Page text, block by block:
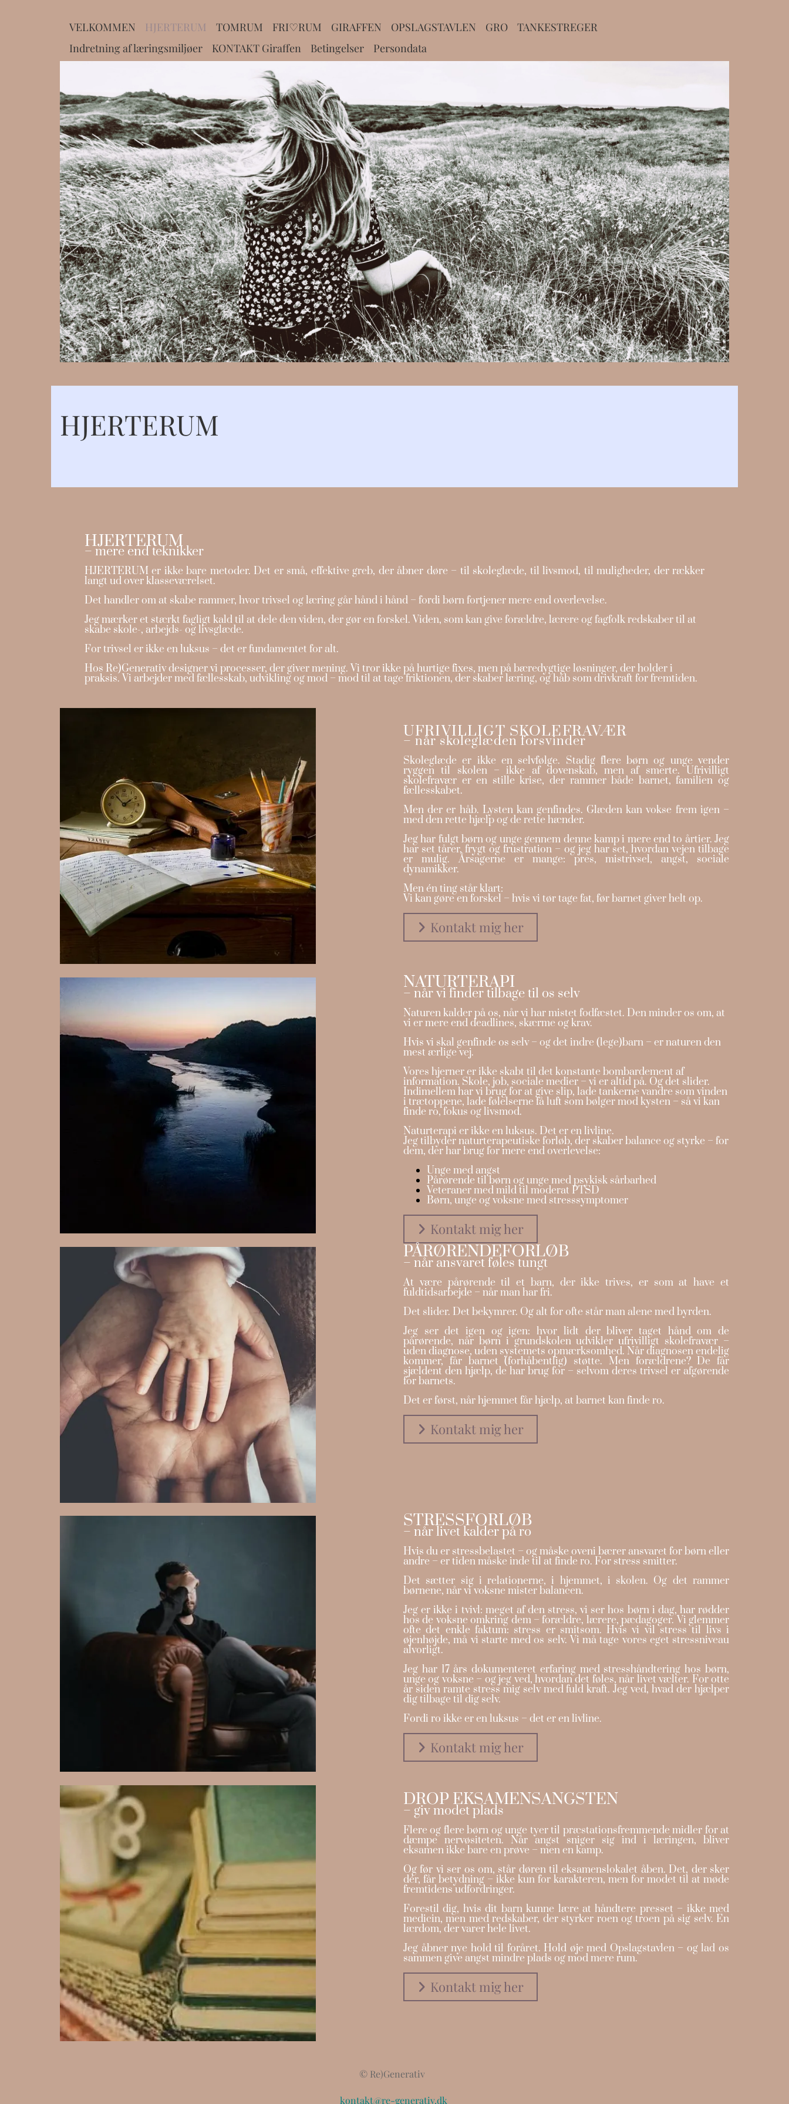
VELKOMMEN HJERTERUM TOMRUM FRI♡RUM GIRAFFEN OPSLAGSTAVLEN GRO
TANKESTREGER
Indretning af læringsmiljøer
KONTAKT Giraffen Betingelser Persondata
HJERTERUM
HJERTERUM
– mere end teknikker
HJERTERUM er ikke bare metoder. Det er små, effektive greb, der åbner døre – til skoleglæde, til livsmod, til muligheder, der rækker
langt ud over klasseværelset.
Det handler om at skabe rammer, hvor trivsel og læring går hånd i hånd – fordi børn fortjener mere end overlevelse.
Jeg mærker et stærkt fagligt kald til at dele den viden, der gør en forskel. Viden, som kan give forældre, lærere og fagfolk redskaber til at
skabe skole-, arbejds- og livsglæde.
For trivsel er ikke en luksus – det er fundamentet for alt.
Hos Re)Generativ designer vi processer, der giver mening. Vi tror ikke på hurtige fixes, men på bæredygtige løsninger, der holder i
praksis. Vi arbejder med fællesskab, udvikling og mod – mod til at tage friktionen, der skaber læring, og håb som drivkraft for fremtiden.
UFRIVILLIGT SKOLEFRAVÆR
– når skoleglæden forsvinder
Skoleglæde er ikke en selvfølge. Stadig flere børn og unge vender
ryggen til skolen – ikke af dovenskab, men af smerte. Ufrivilligt
skolefravær er en stille krise, der rammer både barnet, familien og
fællesskabet.
Men der er håb. Lysten kan genfindes. Glæden kan vokse frem igen –
med den rette hjælp og de rette hænder.
Jeg har fulgt børn og unge gennem denne kamp i mere end to årtier. Jeg
har set tårer, frygt og frustration – og jeg har set, hvordan vejen tilbage
er mulig. Årsagerne er mange: pres, mistrivsel, angst, sociale
dynamikker.
Men én ting står klart:
Vi kan gøre en forskel – hvis vi tør tage fat, før barnet giver helt op.
Kontakt mig her
NATURTERAPI
– når vi finder tilbage til os selv
Naturen kalder på os, når vi har mistet fodfæstet. Den minder os om, at
vi er mere end deadlines, skærme og krav.
Hvis vi skal genfinde os selv – og det indre (lege)barn – er naturen den
mest ærlige vej.
Vores hjerner er ikke skabt til det konstante bombardement af
information. Skole, job, sociale medier – vi er altid på. Og det slider.
Indimellem har vi brug for at give slip, lade tankerne vandre som vinden
i trætoppene, lade følelserne få luft som bølger mod kysten – så vi kan
finde ro, fokus og livsmod.
Naturterapi er ikke en luksus. Det er en livline.
Jeg tilbyder naturterapeutiske forløb, der skaber balance og styrke – for
dem, der har brug for mere end overlevelse:
Unge med angst
Pårørende til børn og unge med psykisk sårbarhed
Veteraner med mild til moderat PTSD
Børn, unge og voksne med stresssymptomer
Kontakt mig her
PÅRØRENDEFORLØB
– når ansvaret føles tungt
At være pårørende til et barn, der ikke trives, er som at have et
fuldtidsarbejde – når man har fri.
Det slider. Det bekymrer. Og alt for ofte står man alene med byrden.
Jeg ser det igen og igen: hvor lidt der bliver taget hånd om de
pårørende, når børn i grundskolen udvikler ufrivilligt skolefravær –
uden diagnose, uden systemets opmærksomhed. Når diagnosen endelig
kommer, får barnet (forhåbentlig) støtte. Men forældrene? De får
sjældent den hjælp, de har brug for – selvom deres trivsel er afgørende
for barnets.
Det er først, når hjemmet får hjælp, at barnet kan finde ro.
Kontakt mig her
STRESSFORLØB
– når livet kalder på ro
Hvis du er stressbelastet – og måske oveni bærer ansvaret for børn eller
andre – er tiden måske inde til at finde ro. For stress smitter.
Det sætter sig i relationerne, i hjemmet, i skolen. Og det rammer
børnene, når vi voksne mister balancen.
Jeg er ikke i tvivl: meget af den stress, vi ser hos børn i dag, har rødder
hos de voksne omkring dem – forældre, lærere, pædagoger. Vi glemmer
ofte det enkle faktum: stress er smitsom. Hvis vi vil stress til livs i
øjenhøjde, må vi starte med os selv. Vi må tage vores eget stressniveau
alvorligt.
Jeg har 17 års dokumenteret erfaring med stresshåndtering hos børn,
unge og voksne – og jeg ved, hvordan det føles, når livet vælter. For otte
år siden ramte stress mig selv med fuld kraft. Jeg ved, hvad der hjælper
dig tilbage til dig selv.
Fordi ro ikke er en luksus – det er en livline.
Kontakt mig her
DROP EKSAMENSANGSTEN
– giv modet plads
Flere og flere børn og unge tyer til præstationsfremmende midler for at
dæmpe nervøsiteten. Når angst sniger sig ind i læringen, bliver
eksamen ikke bare en prøve – men en kamp.
Og før vi ser os om, står døren til eksamenslokalet åben. Det, der sker
dér, får betydning – ikke kun for karakteren, men for modet til at møde
fremtidens udfordringer.
Forestil dig, hvis dit barn kunne lære at håndtere presset – ikke med
medicin, men med redskaber, der styrker roen og troen på sig selv. En
lærdom, der varer hele livet.
Jeg åbner nye hold til foråret. Hold øje med Opslagstavlen – og lad os
sammen give angst mindre plads og mod mere rum.
Kontakt mig her
© Re)Generativ
kontakt@re-generativ.dk